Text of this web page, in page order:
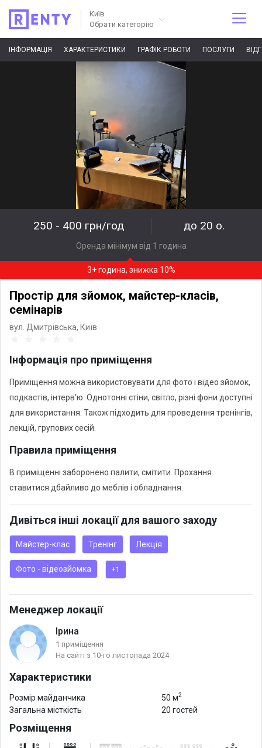
Київ
Обрати категорію
ІНФОРМАЦІЯ ХАРАКТЕРИСТИКИ ГРАФІК РОБОТИ ПОСЛУГИ
250 - 400 грн/год до 20 о.
Оренда мінімум від 1 година
3+ година, знижка 10%
Простір для зйомок, майстер-класів,
семінарів
вул. Дмитрівська, Київ
Інформація про приміщення
Приміщення можна використовувати для фото і відео зйомок,
подкастів, інтервʼю. Однотонні стіни, світло, різні фони доступні
для використання. Також підходить для проведення тренінгів,
лекцій, групових сесій.
Правила приміщення
В приміщенні заборонено палити, смітити. Прохання
ставитися дбайливо до меблів і обладнання.
Дивіться інші локації для вашого заходу
Майстер-клас Тренінг Лекція
Фото - відеозйомка +1
Менеджер локації
Ірина
1 приміщення
На сайті з 10-го листопада 2024
Характеристики
Розмір майданчика 50 м2
Загальна місткість 20 гостей
Розміщення